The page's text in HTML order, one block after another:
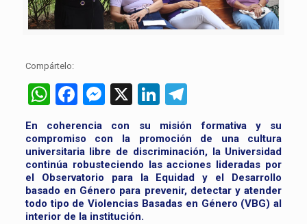
Compártelo:
WhatsApp
Facebook
Messenger
X LinkedIn
Telegram
En coherencia con su misión formativa y su
compromiso con la promoción de una cultura
universitaria libre de discriminación, la Universidad
continúa robusteciendo las acciones lideradas por
el Observatorio para la Equidad y el Desarrollo
basado en Género para prevenir, detectar y atender
todo tipo de Violencias Basadas en Género (VBG) al
interior de la institución.